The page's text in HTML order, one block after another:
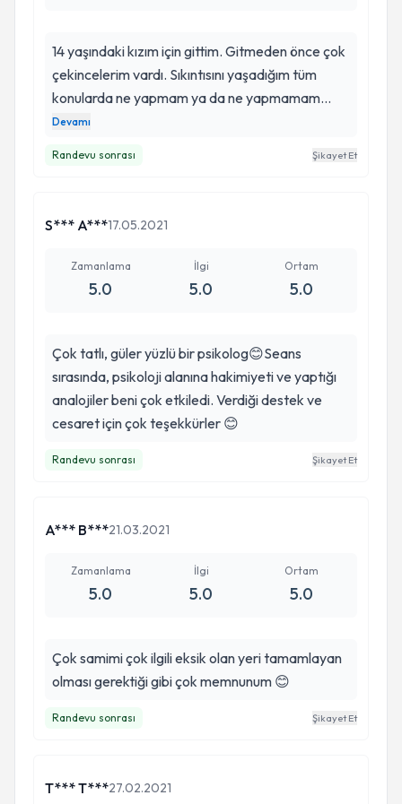
14 yaşındaki kızım için gittim. Gitmeden önce çok
çekincelerim vardı. Sıkıntısını yaşadığım tüm
konularda ne yapmam ya da ne yapmamam
gerektiğini doktorumuz sayesinde öğrendim.
,Dr. Kübra hanım eminim ki sizlere de iyi ve doğru
bir yol gösterici olacaktır, kesinlikle tavsiye
Devamı
Randevu sonrası Şikayet Et
S*** A***17.05.2021
Zamanlama
5.0
İlgi
5.0
Ortam
5.0
Çok tatlı, güler yüzlü bir psikolog😊Seans
sırasında, psikoloji alanına hakimiyeti ve yaptığı
analojiler beni çok etkiledi. Verdiği destek ve
cesaret için çok teşekkürler 😊
Randevu sonrası Şikayet Et
A*** B***21.03.2021
Zamanlama
5.0
İlgi
5.0
Ortam
5.0
Çok samimi çok ilgili eksik olan yeri tamamlayan
olması gerektiği gibi çok memnunum 😊
Randevu sonrası Şikayet Et
T*** T***27.02.2021